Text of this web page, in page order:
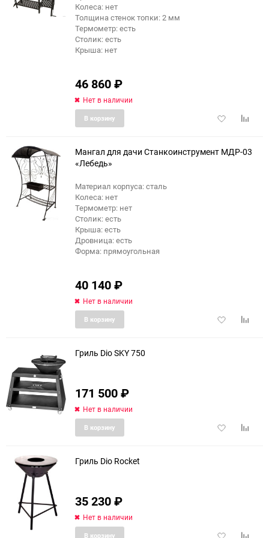
Колеса: нет
Толщина стенок топки: 2 мм
Термометр: есть
Столик: есть
Крыша: нет
46 860₽
Нет в наличии
Добавить
В корзину
Мангал для дачи Станкоинструмент МДР-03
«Лебедь»
Материал корпуса: сталь
Колеса: нет
Термометр: нет
Столик: есть
Крыша: есть
Дровница: есть
Форма: прямоугольная
40 140₽
Нет в наличии
Добавить
В корзину
Гриль Dio SKY 750
171 500₽
Нет в наличии
Добавить
В корзину
Гриль Dio Rocket
35 230₽
Нет в наличии
Добавить
В корзину